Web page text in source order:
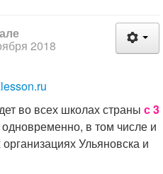
2018
во всех школах страны с 3
одновременно, в том числе и
Ульяновска и